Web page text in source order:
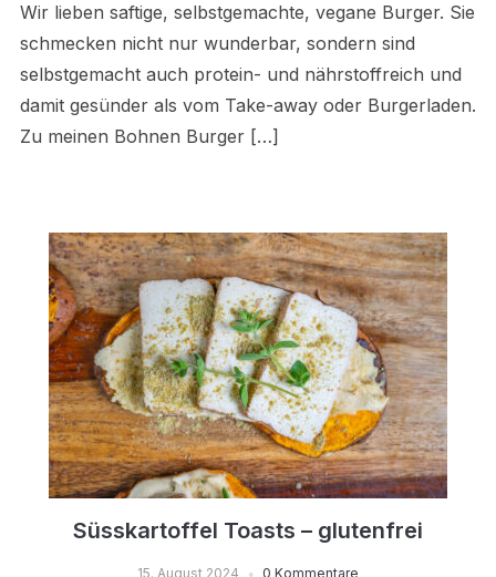
Wir lieben saftige, selbstgemachte, vegane Burger. Sie
schmecken nicht nur wunderbar, sondern sind
selbstgemacht auch protein- und nährstoffreich und
damit gesünder als vom Take-away oder Burgerladen.
Zu meinen Bohnen Burger […]
Süsskartoffel Toasts – glutenfrei
15. August 2024 0 Kommentare